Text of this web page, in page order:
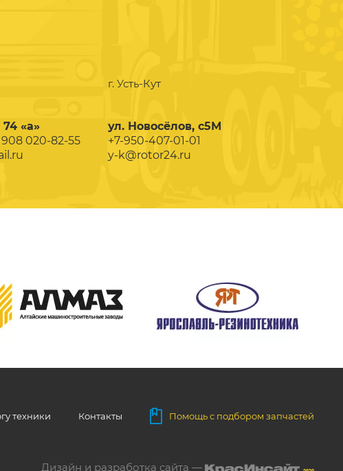
«а»
908 020-82-55
г. Усть-Кут
ул. Новосёлов, с5М
+7-950-407-01-01
y-k@rotor24.ru
техники Контакты Помощь с подбором запчастей
Дизайн и разработка сайта —